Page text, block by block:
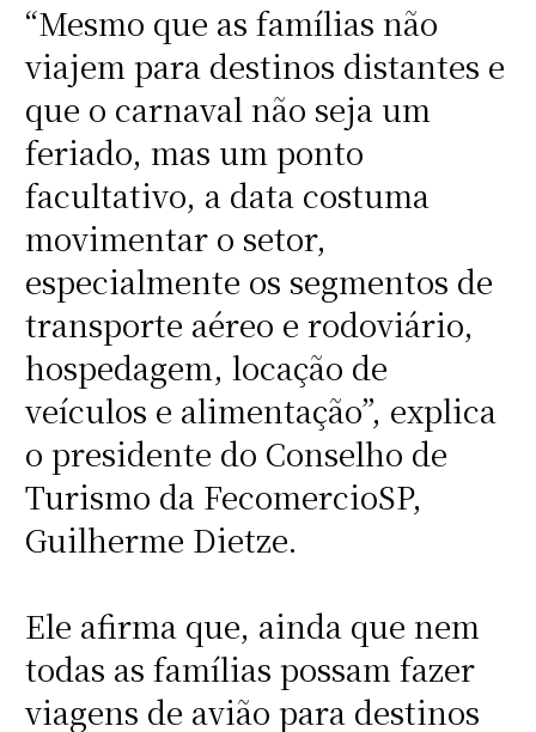
“Mesmo que as famílias não
viajem para destinos distantes e
que o carnaval não seja um
feriado, mas um ponto
facultativo, a data costuma
movimentar o setor,
especialmente os segmentos de
transporte aéreo e rodoviário,
hospedagem, locação de
veículos e alimentação”, explica
o presidente do Conselho de
Turismo da FecomercioSP,
Guilherme Dietze.
Ele afirma que, ainda que nem
todas as famílias possam fazer
viagens de avião para destinos